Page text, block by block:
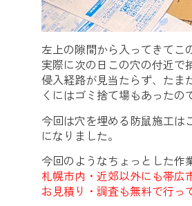
左上の隙間から入ってきてこ
実際に次の日この穴の付近で
侵入経路が見当たらず、たま
くにはゴミ捨て場もあったの
今回は穴を埋める防鼠施工は
になりました。
今回のようなちょっとした作
札幌市内・近郊以外にも帯広
お見積り・調査も無料で行っ